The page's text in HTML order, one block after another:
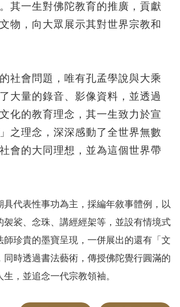
其一生對佛陀教育的推廣，貢獻
物，向大眾展示其對世界宗教和
社會問題，唯有孔孟學說與大乘
大量的錄音、影像資料，並透過
化的教育理念，其一生致力於宣
之理念，深深感動了全世界無數
會的大同理想，並為這個世界帶
代表性事功為主，採編年敘事體例，以
裟、念珠、講經經架等，並設有情境式
珍貴的墨寶呈現，一併展出的還有「文
時透過書法藝術，傳授佛陀覺行圓滿的
，並追念一代宗教領袖。